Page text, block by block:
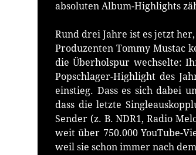
absoluten Album-Highlights
Rund drei Jahre ist es jetzt
Produzenten Tommy Mustac
die Überholspur wechselte:
Popschlager-Highlight des
einstieg. Dass es sich dabei
dass die letzte
Sender (z. B. NDR1, Radio
weit über 750.000 YouTube-
weil sie schon immer nach